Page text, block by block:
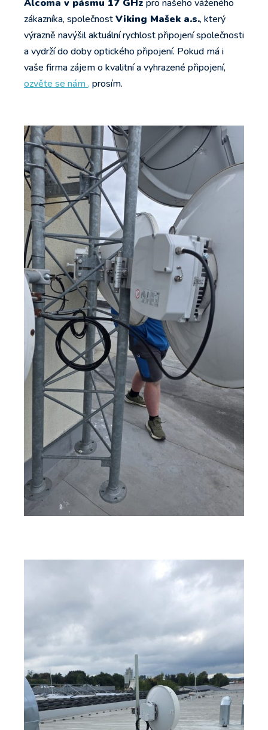
Alcoma v pásmu 17 GHz pro našeho váženého
zákazníka, společnostViking Mašek a.s., který
výrazně navýšil aktuální rychlost připojení společnosti
a vydrží do doby optického připojení. Pokud má i
vaše firma zájem o kvalitní a vyhrazené připojení,
ozvěte se nám , prosím.